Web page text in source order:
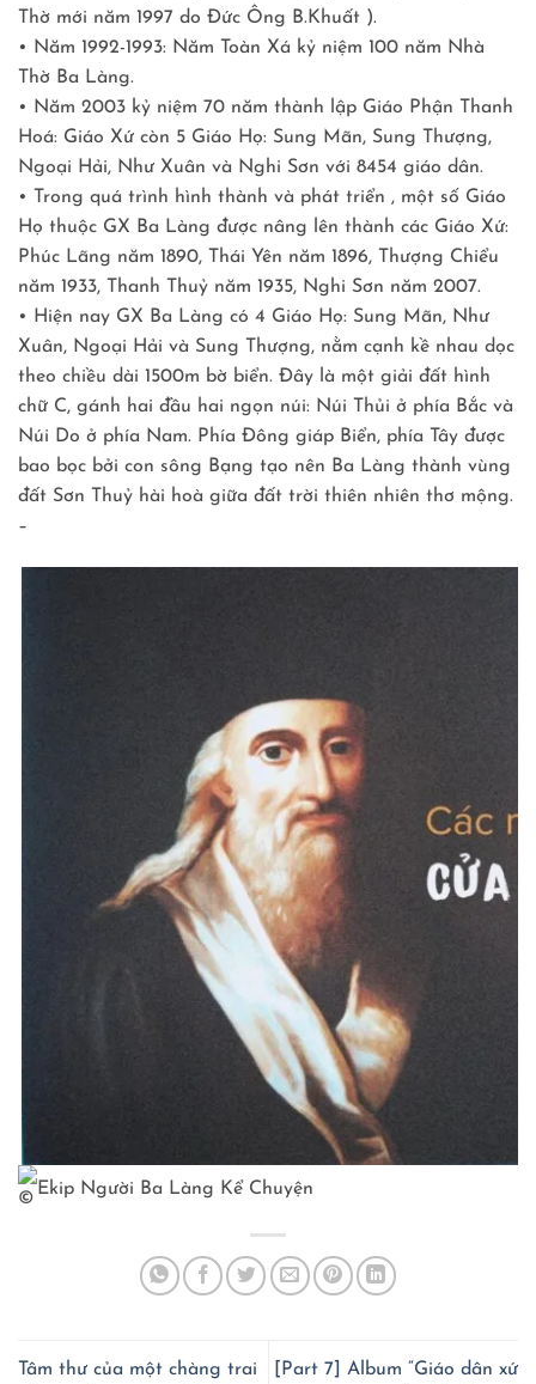
Thờ mới năm 1997 do Đức Ông B.Khuất ).
• Năm 1992-1993: Năm Toàn Xá kỷ niệm 100 năm Nhà
Thờ Ba Làng.
• Năm 2003 kỷ niệm 70 năm thành lập Giáo Phận Thanh
Hoá: Giáo Xứ còn 5 Giáo Họ: Sung Mãn, Sung Thượng,
Ngoại Hải, Như Xuân và Nghi Sơn với 8454 giáo dân.
• Trong quá trình hình thành và phát triển , một số Giáo
Họ thuộc GX Ba Làng được nâng lên thành các Giáo Xứ:
Phúc Lãng năm 1890, Thái Yên năm 1896, Thượng Chiểu
năm 1933, Thanh Thuỷ năm 1935, Nghi Sơn năm 2007.
• Hiện nay GX Ba Làng có 4 Giáo Họ: Sung Mãn, Như
Xuân, Ngoại Hải và Sung Thượng, nằm cạnh kề nhau dọc
theo chiều dài 1500m bờ biển. Đây là một giải đất hình
chữ C, gánh hai đầu hai ngọn núi: Núi Thủi ở phía Bắc và
Núi Do ở phía Nam. Phía Đông giáp Biển, phía Tây được
bao bọc bởi con sông Bạng tạo nên Ba Làng thành vùng
đất Sơn Thuỷ hài hoà giữa đất trời thiên nhiên thơ mộng.
–
Ekip Người Ba Làng Kể Chuyện
Tâm thư của một chàng trai
[Part 7] Album “Giáo dân xứ